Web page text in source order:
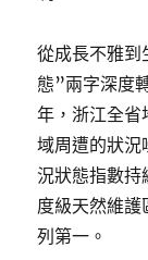
從成長不雅到
態”兩字深度
年，浙江全省
域周遭的狀
況狀態指數持
度級天然維
列第一。